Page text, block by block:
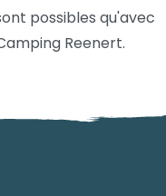
possibles qu'avec
Reenert.